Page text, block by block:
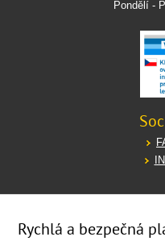
Pondělí -
Rychlá a bezpečná